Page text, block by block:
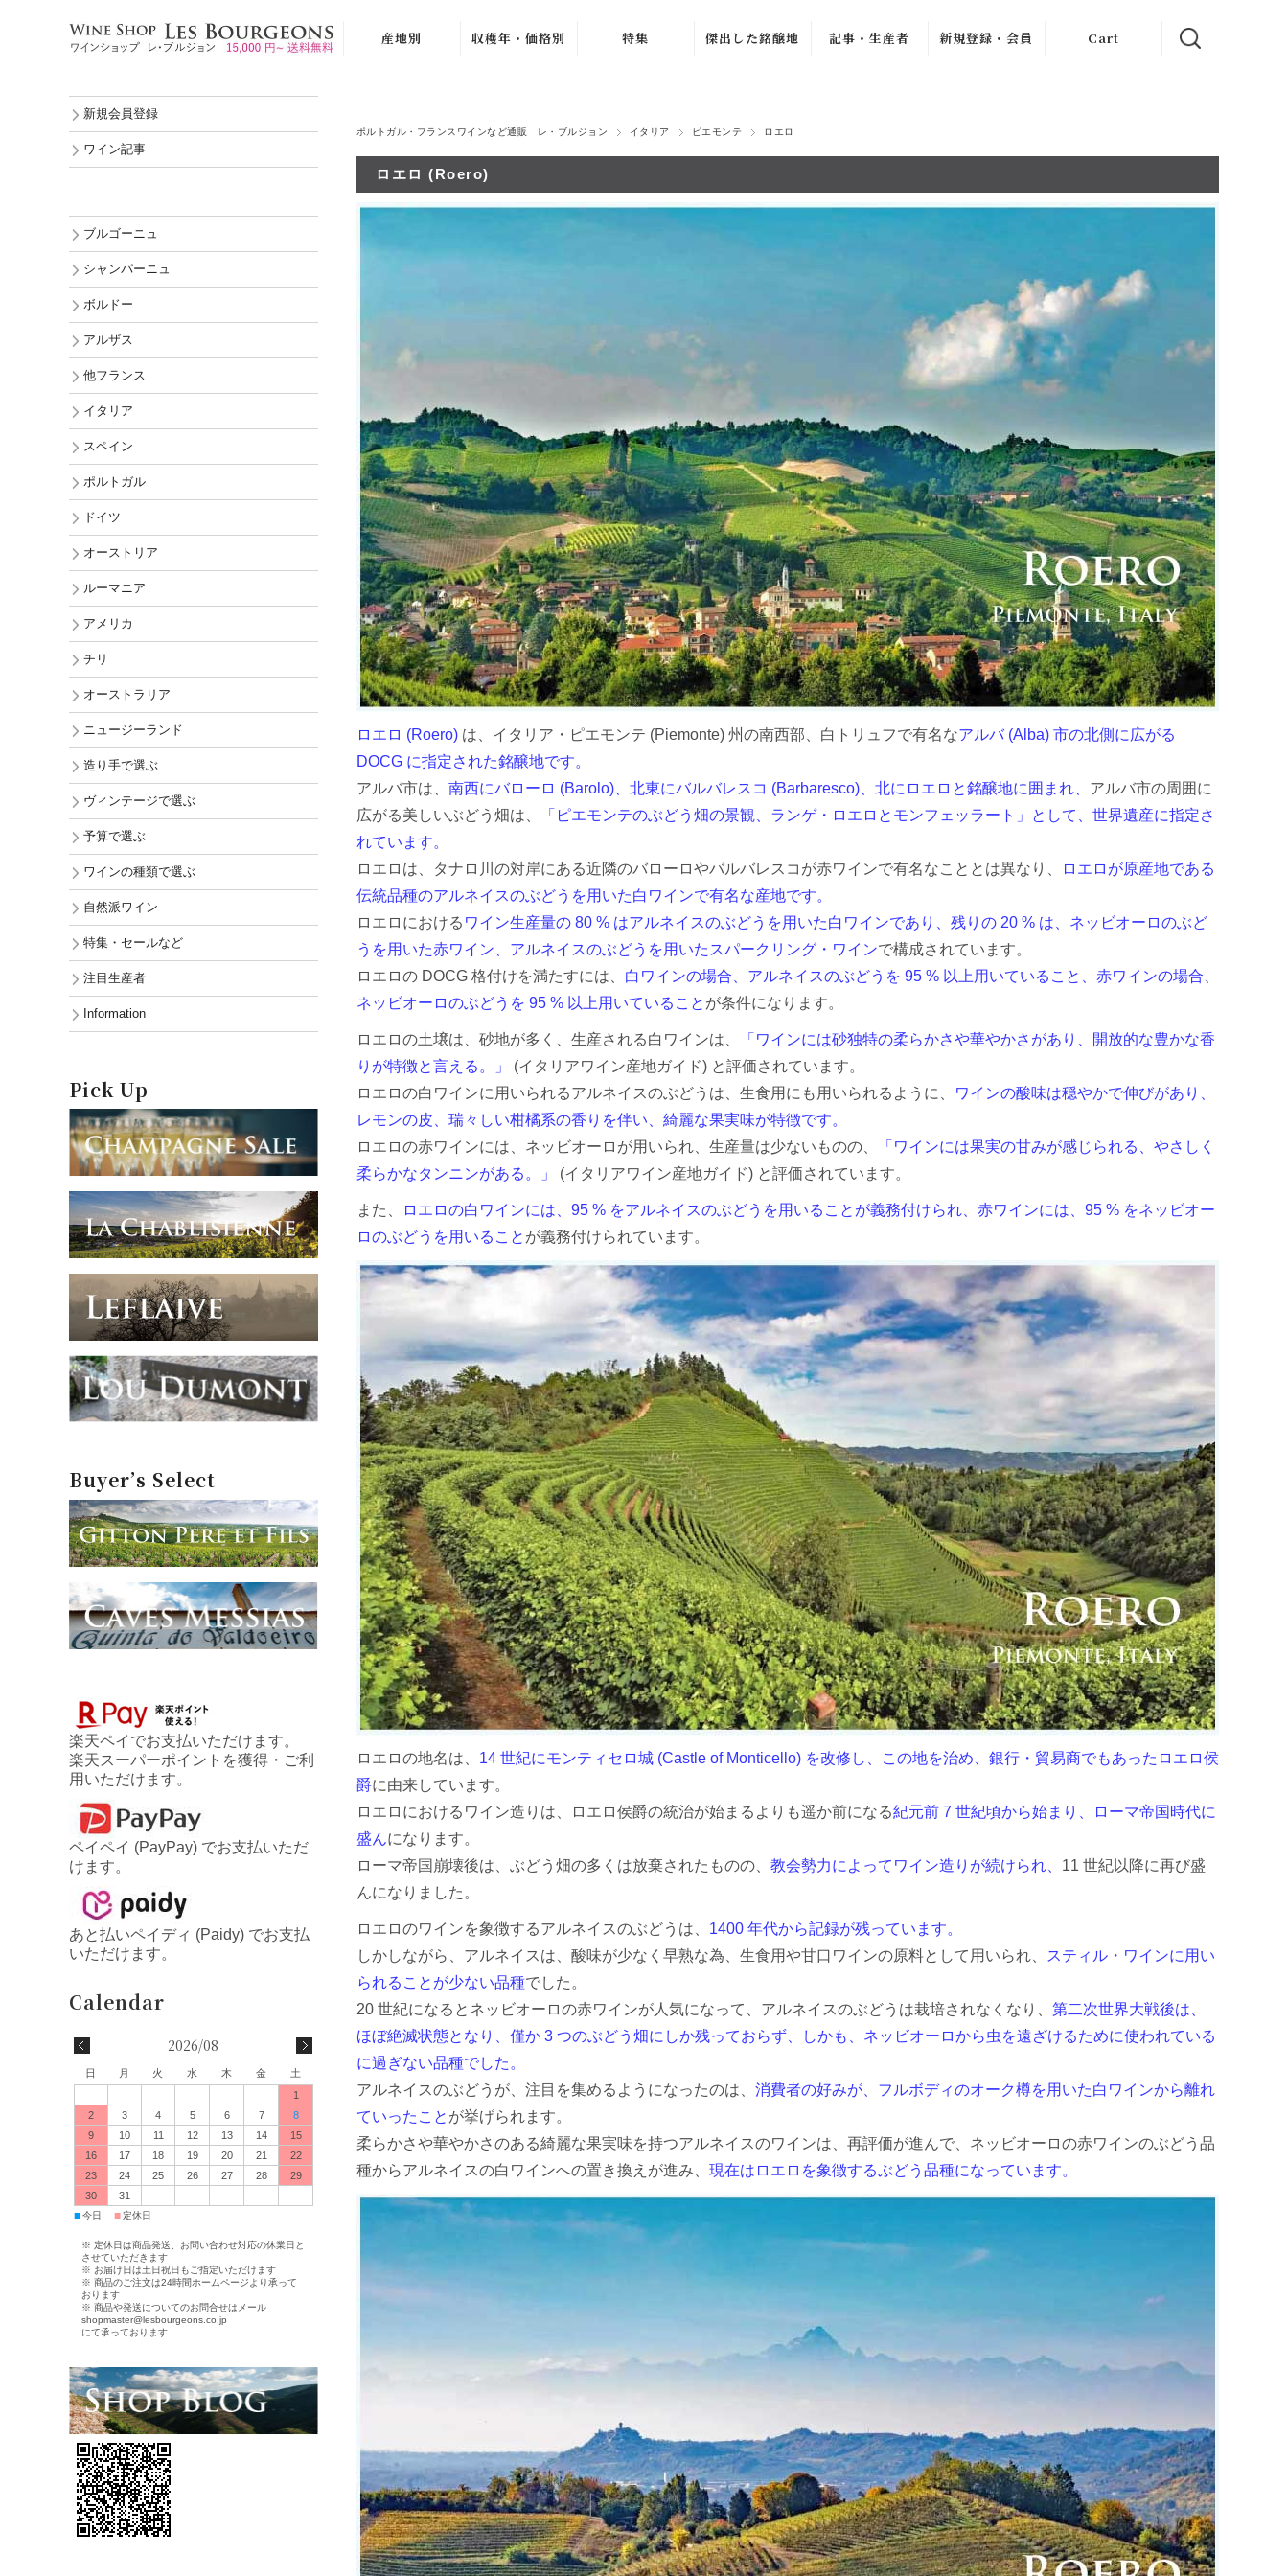
産地別
アルザス
他フランス
イタリア
ドイツ
ルーマニア
チリ
オーストラリア
ニュージーランド
アメリカ
収穫年・価格別
2000年〜2009年
2010年〜2019年
5,000円〜9,999
特集
新着ワイン
売れ筋ワイン
夏のワインセール
20% OFF
5,940 円
ュ・セール
シャンパーニュ・
セール
ピノ・ノワール特
集
ジャケ買いワイン
お得なワインセッ
ト
神の雫ワイン
試飲レポート
お客様のレビュー
傑出した銘醸地
ュ
ジュヴレ・シャンベルタン
ピエモンテ
トスカーナ
ポート
マデイラ
記事・生産者
ルフレーヴ
オリヴィエ・ジュ
マルセル・ダイス
ジトン・ペール・
ベルンハルト・コ
ッホ
神の雫ワイン
試飲レポート
新規登録・会員 Cart
ポルトガル・フランスワインなど通販 レ・ブルジョン イタリア ピエモンテ ロエロ
ロエロ (Roero)
ロエロ (Roero) は、イタリア・ピエモンテ (Piemonte) 州の南西部、白トリュフで有名なアルバ (Alba) 市の北側に広がる
DOCG に指定された銘醸地です。
アルバ市は、 南西にバローロ (Barolo)、北東にバルバレスコ (Barbaresco)、北にロエロと銘醸地に囲まれ、 アルバ市の周囲に
広がる美しいぶどう畑は、
「ピエモンテのぶどう畑の景観、ランゲ・ロエロとモンフェッラート」として、世界遺産に指定さ
れています。
ロエロは、タナロ川の対岸にある近隣のバローロやバルバレスコが赤ワインで有名なこととは異なり、
ロエロが原産地である
伝統品種のアルネイスのぶどうを用いた白ワインで有名な産地です。
ロエロにおける ワイン生産量の 80 % はアルネイスのぶどうを用いた白ワインであり、残りの 20 % は、ネッビオーロのぶど
うを用いた赤ワイン、アルネイスのぶどうを用いたスパークリング・ワインで構成されています。
ロエロの DOCG 格付けを満たすには、 白ワインの場合、アルネイスのぶどうを 95 % 以上用いていること、赤ワインの場合、
ネッビオーロのぶどうを 95 % 以上用いていること が条件になります。
ロエロの土壌は、砂地が多く、生産される白ワインは、
「ワインには砂独特の柔らかさや華やかさがあり、開放的な豊かな香
りが特徴と言える。」
(イタリアワイン産地ガイド) と評価されています。
ロエロの白ワインに用いられるアルネイスのぶどうは、生食用にも用いられるように、
ワインの酸味は穏やかで伸びがあり、
レモンの皮、瑞々しい柑橘系の香りを伴い、綺麗な果実味が特徴です。
ロエロの赤ワインには、ネッビオーロが用いられ、生産量は少ないものの、
「ワインには果実の甘みが感じられる、やさしく
柔らかなタンニンがある。」
(イタリアワイン産地ガイド) と評価されています。
また、
ロエロの白ワインには、95 % をアルネイスのぶどうを用いることが義務付けられ、赤ワインには、95 % をネッビオー
ロのぶどうを用いること が義務付けられています。
ロエロの地名は、 14 世紀にモンティセロ城 (Castle of Monticello) を改修し、この地を治め、銀行・貿易商でもあったロエロ侯
爵に由来しています。
ロエロにおけるワイン造りは、ロエロ侯爵の統治が始まるよりも遥か前になる紀元前 7 世紀頃から始まり、ローマ帝国時代に
盛んになります。
ローマ帝国崩壊後は、ぶどう畑の多くは放棄されたものの、 教会勢力によってワイン造りが続けられ、 11 世紀以降に再び盛
んになりました。
ロエロのワインを象徴するアルネイスのぶどうは、 1400 年代から記録が残っています。
しかしながら、アルネイスは、酸味が少なく早熟な為、生食用や甘口ワインの原料として用いられ、
スティル・ワインに用い
られることが少ない品種でした。
20 世紀になるとネッビオーロの赤ワインが人気になって、アルネイスのぶどうは栽培されなくなり、 第二次世界大戦後は、
ほぼ絶滅状態となり、僅か 3 つのぶどう畑にしか残っておらず、しかも、ネッビオーロから虫を遠ざけるために使われている
に過ぎない品種でした。
アルネイスのぶどうが、注目を集めるようになったのは、 消費者の好みが、フルボディのオーク樽を用いた白ワインから離れ
ていったこと が挙げられます。
柔らかさや華やかさのある綺麗な果実味を持つアルネイスのワインは、再評価が進んで、ネッビオーロの赤ワインのぶどう品
種からアルネイスの白ワインへの置き換えが進み、 現在はロエロを象徴するぶどう品種になっています。
新規会員登録
ワイン記事
ブルゴーニュ
シャンパーニュ
ボルドー
アルザス
他フランス
イタリア
スペイン
ポルトガル
ドイツ
オーストリア
ルーマニア
アメリカ
チリ
オーストラリア
ニュージーランド
造り手で選ぶ
ヴィンテージで選ぶ
予算で選ぶ
ワインの種類で選ぶ
自然派ワイン
特集・セールなど
注目生産者
Information
Pick Up
Buyer’s Select
楽天ペイでお支払いただけます。
楽天スーパーポイントを獲得・ご利
用いただけます。
ペイペイ (PayPay) でお支払いただ
けます。
あと払いペイディ (Paidy) でお支払
いただけます。
2026/08
日 月 火 水 木 金
土
1
2
3 4 5 6 7
8
9
10 11 12 13 14
15
16
17 18 19 20 21
22
23
24 25 26 27 28
29
30
31
■今日 ■定休日
※ 定休日は商品発送、お問い合わせ対応の休業日と
させていただきます
※ お届け日は土日祝日もご指定いただけます
※ 商品のご注文は24時間ホームページより承って
おります
※ 商品や発送についてのお問合せはメール
shopmaster@lesbourgeons.co.jp
にて承っております